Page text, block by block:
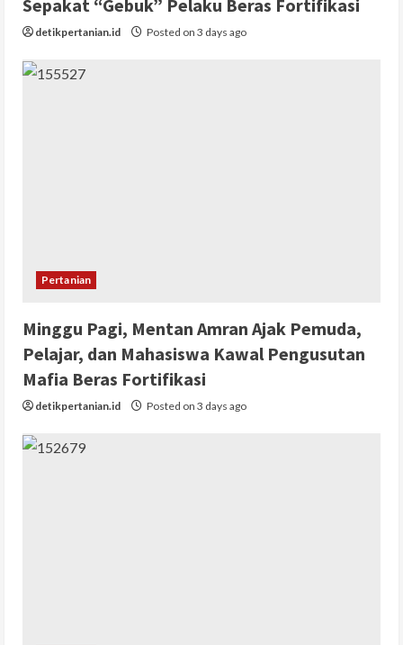
Sepakat “Gebuk” Pelaku Beras Fortifikasi
detikpertanian.id Posted on 3 days ago
Pertanian
Minggu Pagi, Mentan Amran Ajak Pemuda,
Pelajar, dan Mahasiswa Kawal Pengusutan
Mafia Beras Fortifikasi
detikpertanian.id Posted on 3 days ago